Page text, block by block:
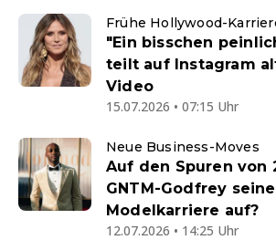
Frühe Hollywood-
"Ein bisschen
teilt auf Instagram
Video
15.07.2026 • 07:15 Uhr
Neue Business-Moves
Auf den Spuren von
GNTM-Godfrey seine
Modelkarriere auf?
12.07.2026 • 14:25 Uhr